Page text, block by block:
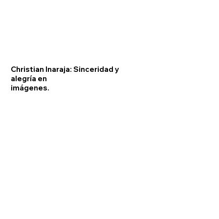
Christian Inaraja: Sinceridad y
alegría en
imágenes.